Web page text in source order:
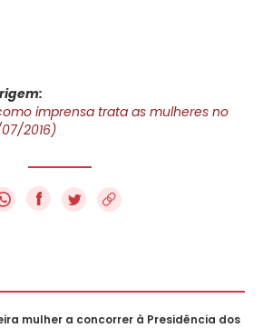
imprensa trata as mulheres no
2016)
f
mulher a concorrer à Presidência dos